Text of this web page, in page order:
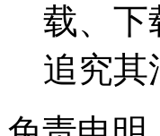
载、下
追究其